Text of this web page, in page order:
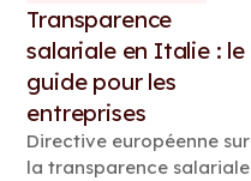
Transparence
salariale en Italie : le
guide pour les
entreprises
Directive européenne sur
la transparence salariale